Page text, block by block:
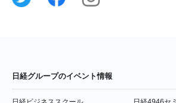
日経グループのイベント情報